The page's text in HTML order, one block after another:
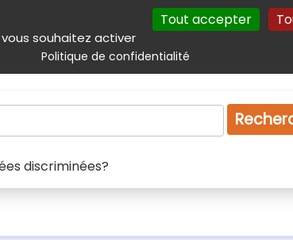
souhaitez activer
Tout accepter
Politique de confidentialité
Autres services Plan du site
& services Emploi Droit
discriminées?